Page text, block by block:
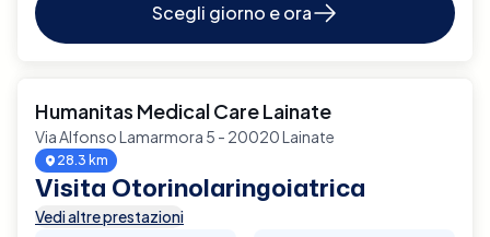
Scegli giorno e ora
Humanitas Medical Care Lainate
Via Alfonso Lamarmora 5 - 20020 Lainate
28.3 km
Visita Otorinolaringoiatrica
Vedi altre prestazioni